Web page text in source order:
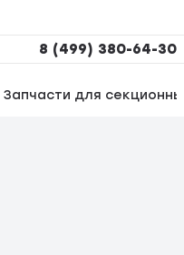
8 (499) 380-64-30
Запчасти для